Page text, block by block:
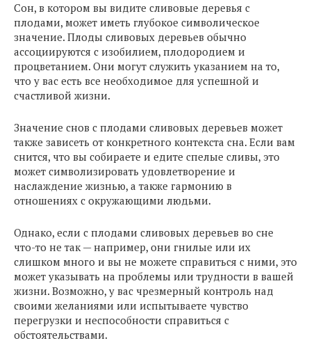
Сон, в котором вы видите сливовые деревья с
плодами, может иметь глубокое символическое
значение. Плоды сливовых деревьев обычно
ассоциируются с изобилием, плодородием и
процветанием. Они могут служить указанием на то,
что у вас есть все необходимое для успешной и
счастливой жизни.
Значение снов с плодами сливовых деревьев может
также зависеть от конкретного контекста сна. Если вам
снится, что вы собираете и едите спелые сливы, это
может символизировать удовлетворение и
наслаждение жизнью, а также гармонию в
отношениях с окружающими людьми.
Однако, если с плодами сливовых деревьев во сне
что-то не так — например, они гнилые или их
слишком много и вы не можете справиться с ними, это
может указывать на проблемы или трудности в вашей
жизни. Возможно, у вас чрезмерный контроль над
своими желаниями или испытываете чувство
перегрузки и неспособности справиться с
обстоятельствами.